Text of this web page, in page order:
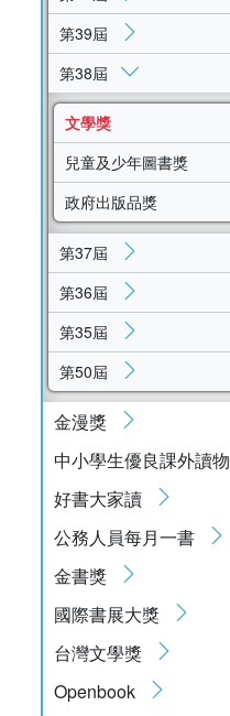
第39屆
第38屆
文學獎
兒童及少年圖書獎
政府出版品獎
第37屆
第36屆
第35屆
第50屆
金漫獎
中小學生優良課外讀物
好書大家讀
公務人員每月一書
金書獎
國際書展大獎
台灣文學獎
Openbook